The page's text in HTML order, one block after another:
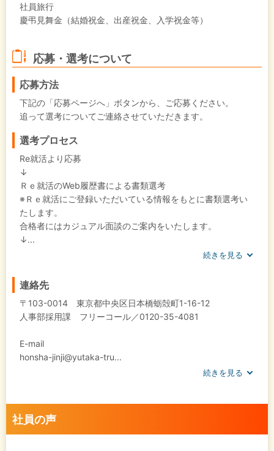
社員旅行
慶弔見舞金（結婚祝金、出産祝金、入学祝金等）
応募・選考について
応募方法
下記の「応募ページへ」ボタンから、ご応募ください。
追って選考についてご連絡させていただきます。
選考プロセス
Re就活より応募
↓
Ｒｅ就活のWeb履歴書による書類選考
※Ｒｅ就活にご登録いただいている情報をもとに書類選考い
たします。
合格者にはカジュアル面談のご案内をいたします。
↓...
続きを見る
連絡先
〒103-0014 東京都中央区日本橋蛎殻町1-16-12
人事部採用課 フリーコール／0120-35-4081
E-mail
honsha-jinji@yutaka-tru...
続きを見る
社員の声